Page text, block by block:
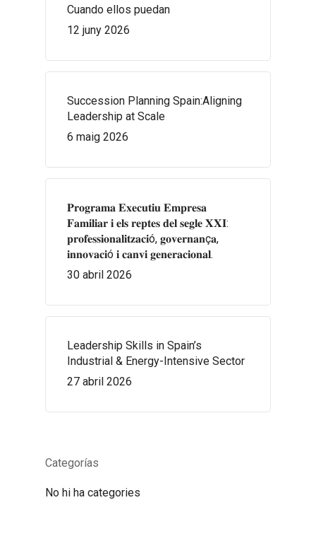
Cuando ellos puedan
12 juny 2026
Succession Planning Spain:Aligning
Leadership at Scale
6 maig 2026
𝐏𝐫𝐨𝐠𝐫𝐚𝐦𝐚 𝐄𝐱𝐞𝐜𝐮𝐭𝐢𝐮 𝐄𝐦𝐩𝐫𝐞𝐬𝐚
𝐅𝐚𝐦𝐢𝐥𝐢𝐚𝐫 𝐢 𝐞𝐥𝐬 𝐫𝐞𝐩𝐭𝐞𝐬 𝐝𝐞𝐥 𝐬𝐞𝐠𝐥𝐞 𝐗𝐗𝐈:
𝐩𝐫𝐨𝐟𝐞𝐬𝐬𝐢𝐨𝐧𝐚𝐥𝐢𝐭𝐳𝐚𝐜𝐢ó, 𝐠𝐨𝐯𝐞𝐫𝐧𝐚𝐧ç𝐚,
𝐢𝐧𝐧𝐨𝐯𝐚𝐜𝐢ó 𝐢 𝐜𝐚𝐧𝐯𝐢 𝐠𝐞𝐧𝐞𝐫𝐚𝐜𝐢𝐨𝐧𝐚𝐥.
30 abril 2026
Leadership Skills in Spain’s
Industrial & Energy-Intensive Sector
27 abril 2026
Categorías
No hi ha categories